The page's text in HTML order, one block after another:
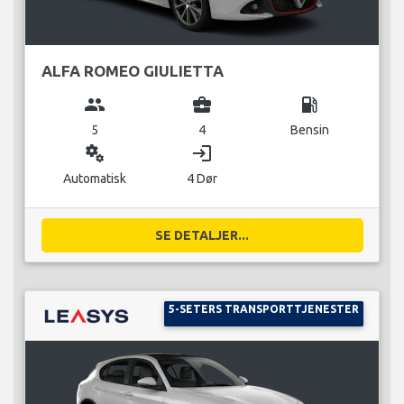
ALFA ROMEO GIULIETTA
group
5
business_center
4
local_gas_station
Bensin
miscellaneous_services
Automatisk
login
4 Dør
SE DETALJER...
5-SETERS TRANSPORTTJENESTER